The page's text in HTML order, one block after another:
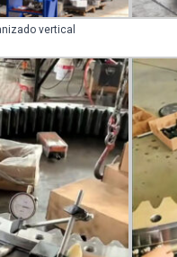
vertical